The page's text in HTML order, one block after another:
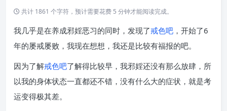
共计 1861 个字符，预计需要花费 5 分钟才能阅读完成。
我几乎是在养成邪婬恶习的同时，发现了戒色吧 ，开始了6
年的屡戒屡败，我现在想想，我还是比较有福报的吧。
因为了解戒色吧了解得比较早，我邪婬还没有那么放肆，所
以我的身体状态一直都还不错，没有什么大的症状，就是考
运变得极其差。